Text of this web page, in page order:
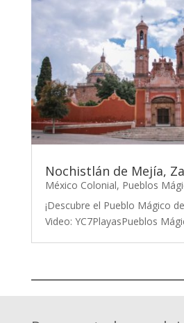
Nochistlán de Mejía,
México Colonial, Pueblos
¡Descubre el Pueblo Mágico
Video: YC7PlayasPueblos